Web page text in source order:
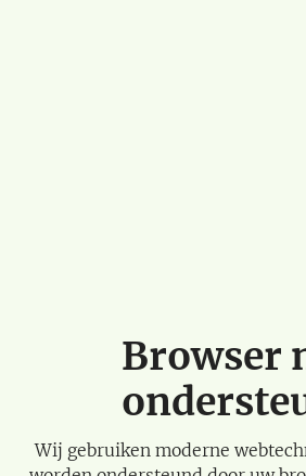
Browser
Wij gebruiken moderne